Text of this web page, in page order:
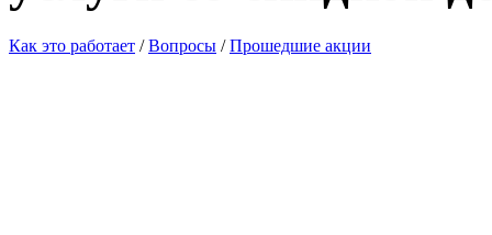
Как это работает / Вопросы / Прошедшие акции